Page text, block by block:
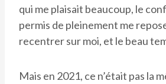
qui me plaisait beaucoup, le
permis de pleinement me
recentrer sur moi, et le beau
Mais en 2021, ce n’était pas la